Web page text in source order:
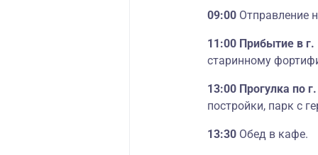
09:00 Отправление
11:00 Прибытие в г.
старинному
13:00 Прогулка по
постройки, парк с
13:30 Обед в кафе.